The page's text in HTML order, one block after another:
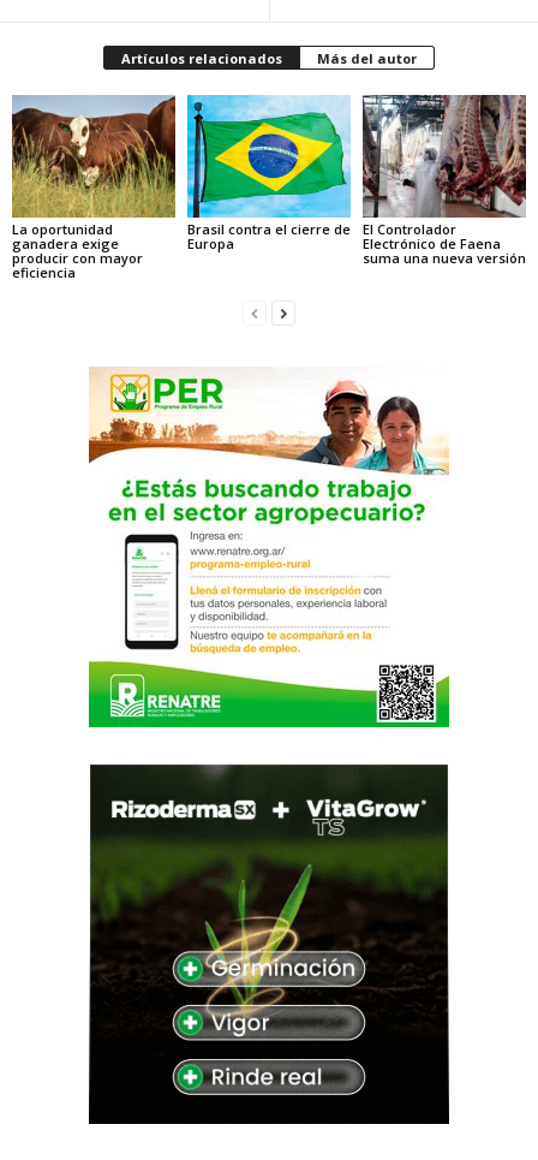
Artículos relacionados Más del autor
La oportunidad
ganadera exige
producir con mayor
eficiencia
Brasil contra el cierre de
Europa
El Controlador
Electrónico de Faena
suma una nueva versión